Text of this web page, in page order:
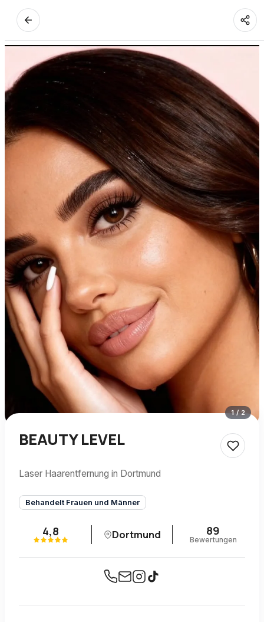
1/2
BEAUTY LEVEL
Laser Haarentfernung in Dortmund
Behandelt Frauen und Männer
4,8 Dortmund 89
Bewertungen